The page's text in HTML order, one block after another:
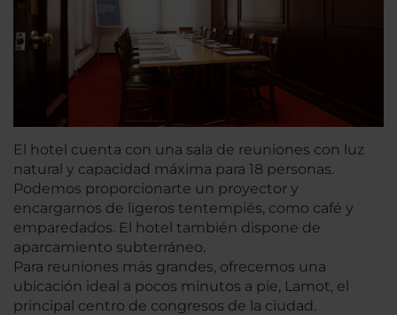
El hotel cuenta con una sala de reuniones con luz
natural y capacidad máxima para 18 personas.
Podemos proporcionarte un proyector y
encargarnos de ligeros tentempiés, como café y
emparedados. El hotel también dispone de
aparcamiento subterráneo.
Para reuniones más grandes, ofrecemos una
ubicación ideal a pocos minutos a pie, Lamot, el
principal centro de congresos de la ciudad.